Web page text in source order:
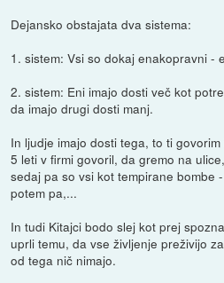
Dejansko obstajata dva sistema:
1. sistem: Vsi so dokaj enakopravni -
2. sistem: Eni imajo dosti več kot
da imajo drugi dosti manj.
In ljudje imajo dosti tega, to ti
5 leti v firmi govoril, da gremo na
sedaj pa so vsi kot tempirane bombe
potem pa,...
In tudi Kitajci bodo slej kot prej
uprli temu, da vse življenje preživijo
od tega nič nimajo.